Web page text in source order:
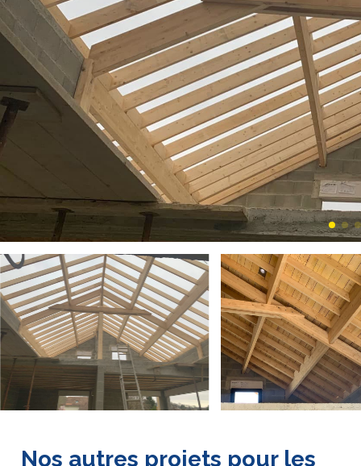
Nos autres projets pour les